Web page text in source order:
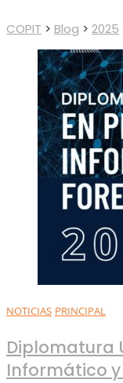
COPIT > Blog > 2025
NOTICIAS PRINCIPAL
Diplomatura
Informático